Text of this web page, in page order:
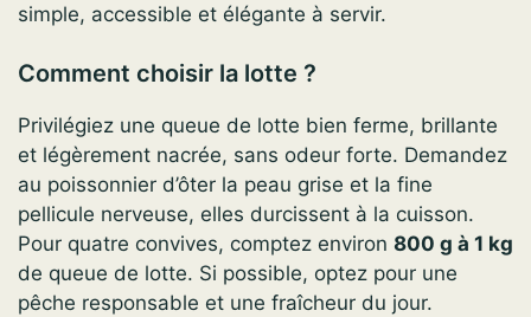
simple, accessible et élégante à servir.
Comment choisir la lotte ?
Privilégiez une queue de lotte bien ferme, brillante
et légèrement nacrée, sans odeur forte. Demandez
au poissonnier d’ôter la peau grise et la fine
pellicule nerveuse, elles durcissent à la cuisson.
Pour quatre convives, comptez environ 800 g à 1 kg
de queue de lotte. Si possible, optez pour une
pêche responsable et une fraîcheur du jour.